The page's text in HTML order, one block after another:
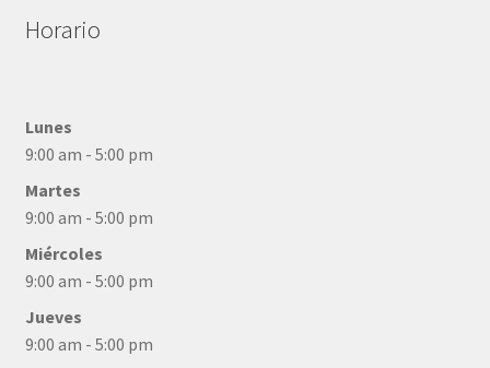
Horario
Lunes
9:00 am - 5:00 pm
Martes
9:00 am - 5:00 pm
Miércoles
9:00 am - 5:00 pm
Jueves
9:00 am - 5:00 pm